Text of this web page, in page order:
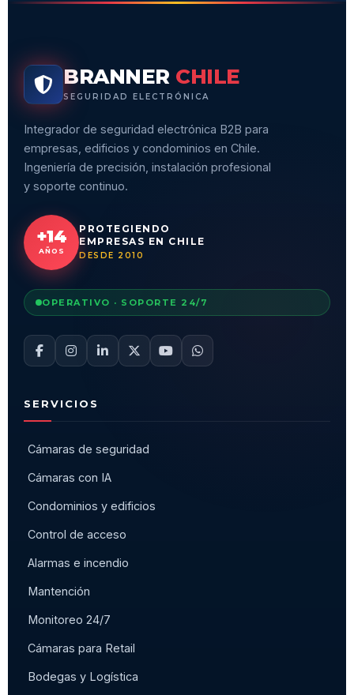
BRANNER CHILE
SEGURIDAD ELECTRÓNICA
Integrador de seguridad electrónica B2B para
empresas, edificios y condominios en Chile.
Ingeniería de precisión, instalación profesional
y soporte continuo.
+14
AÑOS
PROTEGIENDO
EMPRESAS EN CHILE
DESDE 2010
OPERATIVO · SOPORTE 24/7
SERVICIOS
Cámaras de seguridad
Cámaras con IA
Condominios y edificios
Control de acceso
Alarmas e incendio
Mantención
Monitoreo 24/7
Cámaras para Retail
Bodegas y Logística